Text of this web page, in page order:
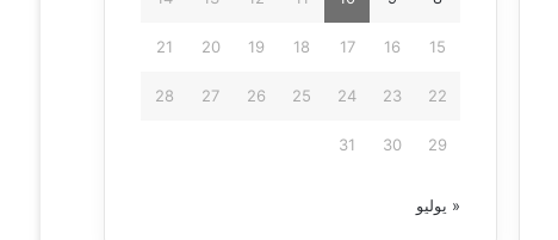
15
16
17
18
19
20
21
22
23
24
25
26
27
28
29
30
31
« يوليو